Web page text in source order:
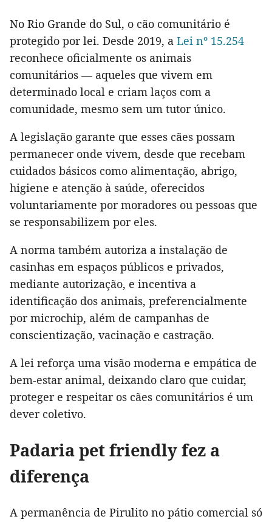
No Rio Grande do Sul, o cão comunitário é
protegido por lei. Desde 2019, a Lei nº 15.254
reconhece oficialmente os animais
comunitários — aqueles que vivem em
determinado local e criam laços com a
comunidade, mesmo sem um tutor único.
A legislação garante que esses cães possam
permanecer onde vivem, desde que recebam
cuidados básicos como alimentação, abrigo,
higiene e atenção à saúde, oferecidos
voluntariamente por moradores ou pessoas que
se responsabilizem por eles.
A norma também autoriza a instalação de
casinhas em espaços públicos e privados,
mediante autorização, e incentiva a
identificação dos animais, preferencialmente
por microchip, além de campanhas de
conscientização, vacinação e castração.
A lei reforça uma visão moderna e empática de
bem-estar animal, deixando claro que cuidar,
proteger e respeitar os cães comunitários é um
dever coletivo.
Padaria pet friendly fez a
diferença
A permanência de Pirulito no pátio comercial só